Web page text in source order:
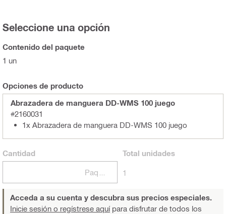
Seleccione una opción
Contenido del paquete
1 un
Opciones de producto
Abrazadera de manguera DD-WMS 100 juego
#2160031
1x Abrazadera de manguera DD-WMS 100 juego
Cantidad Total unidades
1
Acceda a su cuenta y descubra sus precios especiales.
Inicie sesión o regístrese aquípara disfrutar de todos los